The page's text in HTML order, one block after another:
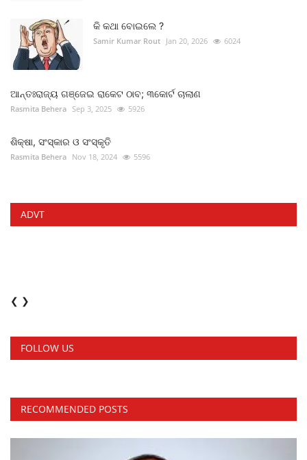
କି କଥା ବୋଇଲେ ?
Samir Kumar Rout Jan 20, 2026 6024
ଆନ୍ତଃରାଜ୍ୟ ଗଞ୍ଜେଇ ରାକେଟ ଠାବ; ୩କୋର୍ଟ ଚାଲାଣ
Rasmita Behera Sep 3, 2025 5926
ଶିକ୍ଷା, ସଂସ୍କାର ଓ ସଂସ୍କୃତି
Rasmita Behera Nov 18, 2024 5596
ADVT
❮ ❯
FOLLOW US
RECOMMENDED POSTS